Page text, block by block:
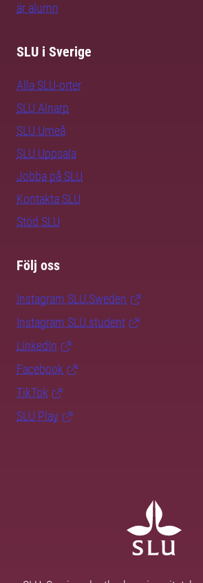
är alumn
SLU i Sverige
Alla SLU-orter
SLU Alnarp
SLU Umeå
SLU Uppsala
Jobba på SLU
Kontakta SLU
Stöd SLU
Följ oss
Instagram SLU.Sweden
Instagram SLU.student
LinkedIn
Facebook
TikTok
SLU Play